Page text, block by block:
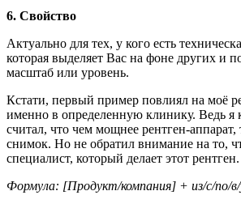
6. Свойство
Актуально для тех, у кого есть
которая выделяет Вас на фоне других и
масштаб или уровень.
Кстати, первый пример повлиял на моё
именно в определенную клинику. Ведь я
считал, что чем мощнее рентген-аппарат,
снимок. Но не обратил внимание на то,
специалист, который делает этот рентген.
Формула: [Продукт/компания] + из/с/по/